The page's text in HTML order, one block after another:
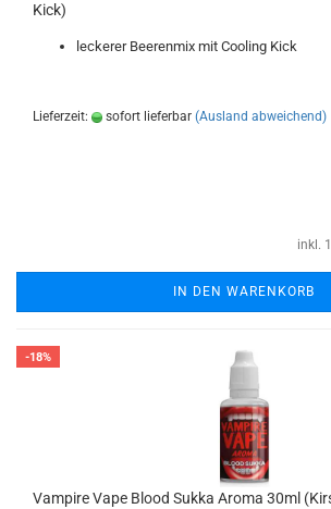
Kick)
leckerer Beerenmix mit Cooling Kick
Lieferzeit: sofort lieferbar (Ausland abweichend)
inkl.
IN DEN WARENKORB
-18%
Vampire Vape Blood Sukka Aroma 30ml